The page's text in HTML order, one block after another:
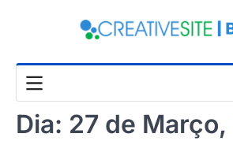
Dia: 27 de Março,